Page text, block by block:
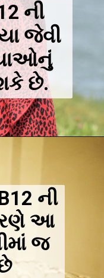
ની
જેવી
છે.
ની
આ
જ